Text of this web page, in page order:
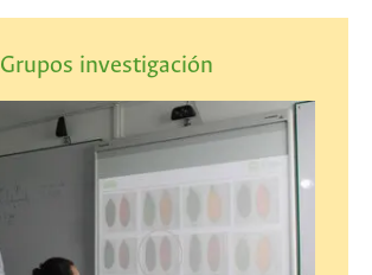
Grupos investigación